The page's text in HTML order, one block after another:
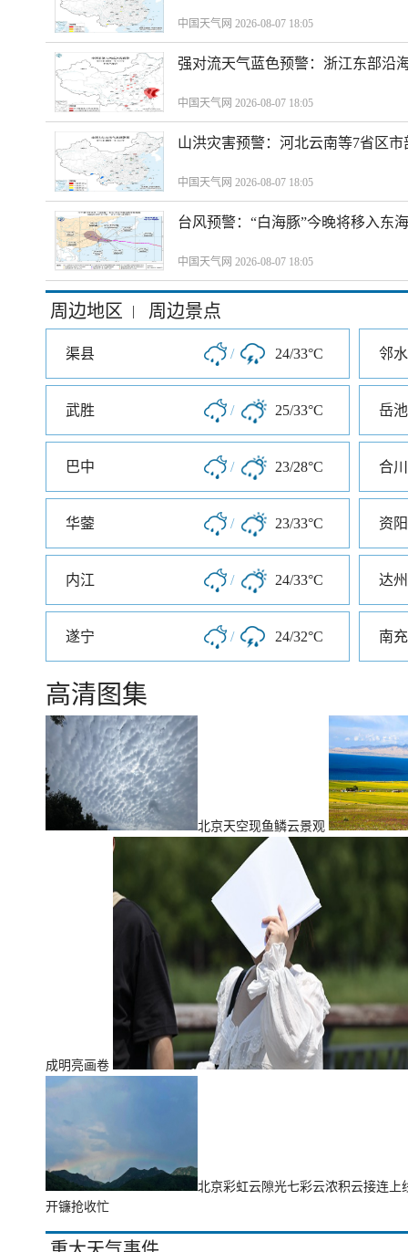
中国天气网 2026-08-07 18:05
强对流天气蓝色预警：浙江东部沿
中国天气网 2026-08-07 18:05
山洪灾害预警：河北云南等7省区
中国天气网 2026-08-07 18:05
台风预警：“白海豚”今晚将移入东
中国天气网 2026-08-07 18:05
周边地区 | 周边景点
渠县 / 24/33°C 邻水
武胜 / 25/33°C 岳池
巴中 / 23/28°C 合川
华蓥 / 23/33°C 资阳
内江 / 24/33°C 达州
遂宁 / 24/32°C 南充
高清图集
北京天空现鱼鳞云景观
成明亮画卷
北京彩虹云隙光七彩云浓积云接连上
开镰抢收忙